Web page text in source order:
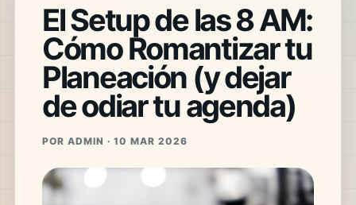
El Setup de las 8 AM:
Cómo Romantizar tu
Planeación (y dejar
de odiar tu agenda)
POR ADMIN · 10 MAR 2026